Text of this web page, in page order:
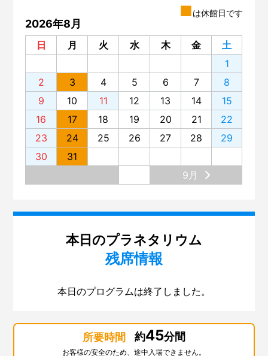
■は休館日です
2026年8月
日 月 火 水 木 金
土
1
2
3 4 5 6 7
8
9
10 11 12 13 14
15
16
17 18 19 20 21
22
23
24 25 26 27 28
29
30
31
9月
本日のプラネタリウム
残席情報
本日のプログラムは終了しました。
所要時間 約45分間
お客様の安全のため、途中入場できません。